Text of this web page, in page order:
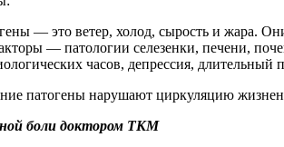
— это ветер, холод, сырость и жара.
— патологии селезенки, печени,
часов, депрессия,
патогены нарушают циркуляцию
боли доктором ТКМ